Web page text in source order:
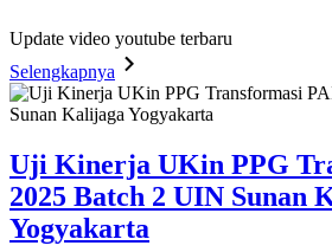
Update video youtube terbaru
Selengkapnya
Uji Kinerja UKin PPG
2025 Batch 2 UIN Sunan
Yogyakarta